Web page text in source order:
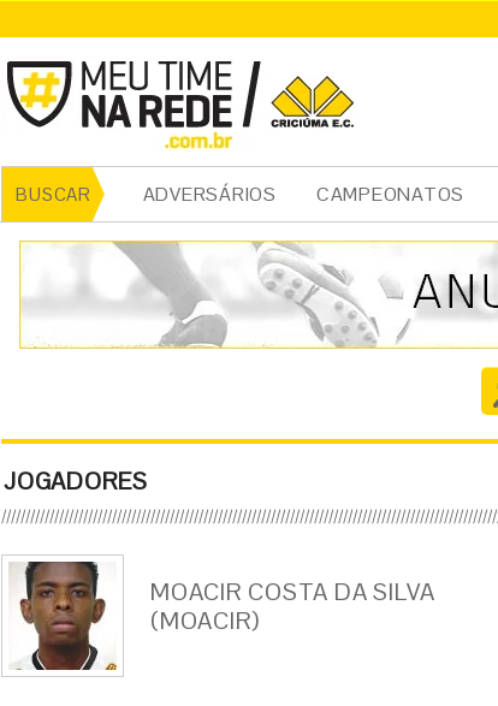
BUSCAR ADVERSÁRIOS CAMPEONATOS
JOGADORES
MOACIR COSTA DA SILVA
(MOACIR)